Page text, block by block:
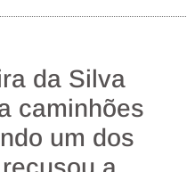
da Silva
caminhões
um dos